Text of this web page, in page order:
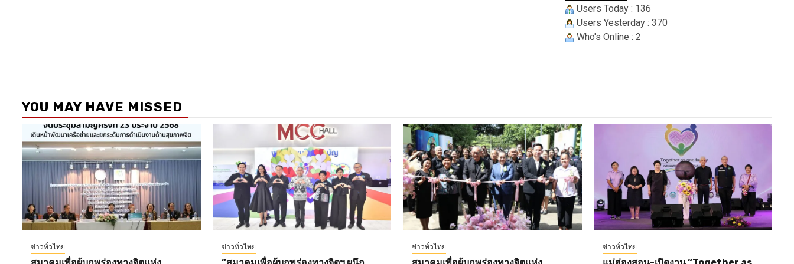
Users Today : 136
Users Yesterday : 370
Who's Online : 2
YOU MAY HAVE MISSED
ข่าวทั่วไทย ข่าวทั่วไทย ข่าวทั่วไทย ข่าวทั่วไทย